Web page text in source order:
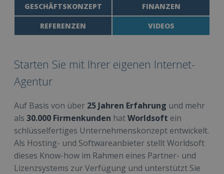
GESCHÄFTSKONZEPT FINANZEN
REFERENZEN VIDEOS
Starten Sie mit Ihrer eigenen Internet-
Agentur
Auf Basis von über 25 Jahren Erfahrung und mehr
als 30.000 Firmenkunden hatWorldsoft ein
schlüsselfertiges Unternehmenskonzept entwickelt.
Als Hosting- und Softwareanbieter stellt Worldsoft
dieses Know-how im Rahmen eines Partner- und
Lizenzsystems zur Verfügung und unterstützt Sie